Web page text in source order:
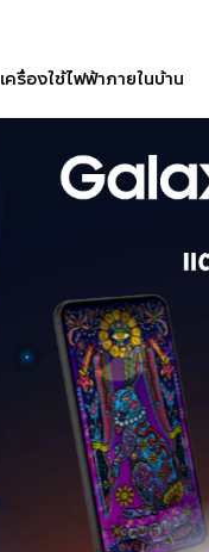
เครื่องใช้ไฟฟ้าภายในบ้าน